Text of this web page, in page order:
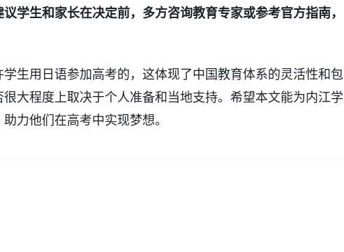
议学生和家长在决定前，多方咨询教育专家或参考官方指南，
生用日语参加高考的，这体现了中国教育体系的灵活性和包
大程度上取决于个人准备和当地支持。希望本文能为内江学
力他们在高考中实现梦想。